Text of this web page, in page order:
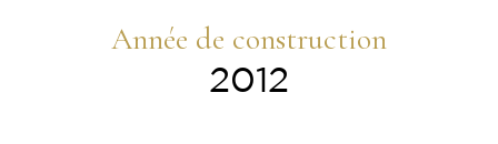
Année de construction
2012